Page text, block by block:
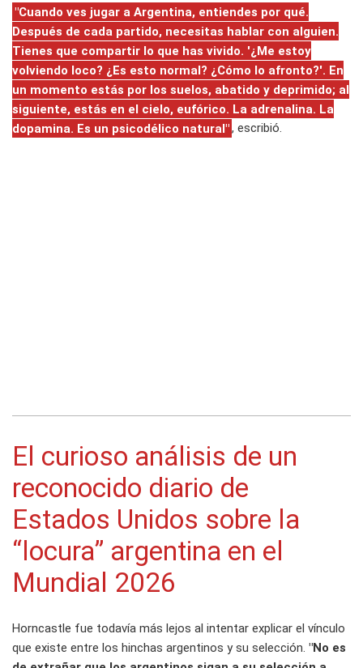
"Cuando ves jugar a Argentina, entiendes por qué.
Después de cada partido, necesitas hablar con alguien.
Tienes que compartir lo que has vivido. '¿Me estoy
volviendo loco? ¿Es esto normal? ¿Cómo lo afronto?'. En
un momento estás por los suelos, abatido y deprimido; al
siguiente, estás en el cielo, eufórico. La adrenalina. La
dopamina. Es un psicodélico natural", escribió.
El curioso análisis de un
reconocido diario de
Estados Unidos sobre la
“locura” argentina en el
Mundial 2026
Horncastle fue todavía más lejos al intentar explicar el vínculo
que existe entre los hinchas argentinos y su selección. "No es